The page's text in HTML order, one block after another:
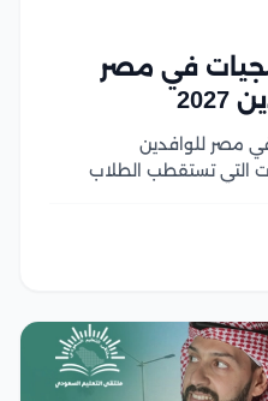
في مصر
مصر للوافدين
التي تستقطب الطلاب
المصرية برامج